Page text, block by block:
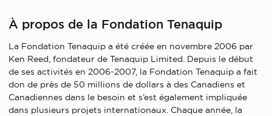
À propos de la Fondation Tenaquip
La Fondation Tenaquip a été créée en novembre 2006 par
Ken Reed, fondateur de Tenaquip Limited. Depuis le début
de ses activités en 2006-2007, la Fondation Tenaquip a fait
don de près de 50 millions de dollars à des Canadiens et
Canadiennes dans le besoin et s’est également impliquée
dans plusieurs projets internationaux. Chaque année, la